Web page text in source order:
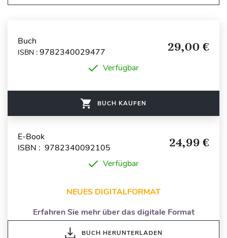
Buch
ISBN : 9782340029477 29,00 €
Verfügbar
BUCH KAUFEN
E-Book
ISBN : 9782340092105
24,99 €
Verfügbar
NEUES DIGITALFORMAT
Erfahren Sie mehr über das digitale Format
BUCH HERUNTERLADEN